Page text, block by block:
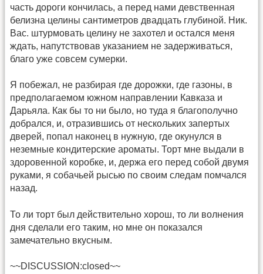
часть дороги кончилась, а перед нами девственная
белизна целины сантиметров двадцать глубиной. Ник.
Вас. штурмовать целину не захотел и остался меня
ждать, напутствовав указанием не задерживаться,
благо уже совсем сумерки.
Я побежал, не разбирая где дорожки, где газоны, в
предполагаемом южном направлении Кавказа и
Дарьяла. Как бы то ни было, но туда я благополучно
добрался, и, отразившись от нескольких запертых
дверей, попал наконец в нужную, где окунулся в
неземные кондитерские ароматы. Торт мне выдали в
здоровенной коробке, и, держа его перед собой двумя
руками, я собачьей рысью по своим следам помчался
назад.
То ли торт был действительно хорош, то ли волнения
дня сделали его таким, но мне он показался
замечательно вкусным.
~~DISCUSSION:closed~~